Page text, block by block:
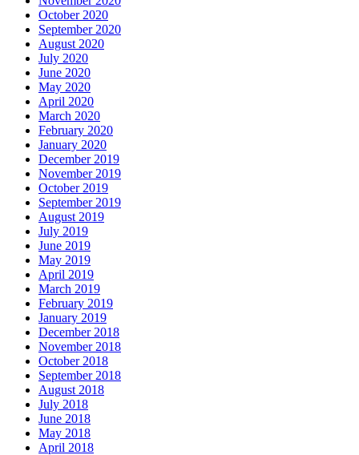
October 2020
September 2020
August 2020
July 2020
June 2020
May 2020
April 2020
March 2020
February 2020
January 2020
December 2019
November 2019
October 2019
September 2019
August 2019
July 2019
June 2019
May 2019
April 2019
March 2019
February 2019
January 2019
December 2018
November 2018
October 2018
September 2018
August 2018
July 2018
June 2018
May 2018
April 2018